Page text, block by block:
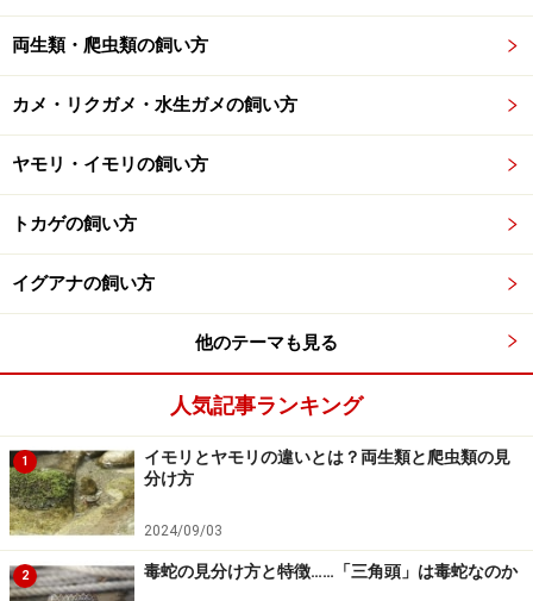
実は、積極的に活動するには体温を上げないといけない
ため、おとなしくしているときは、体温が低く体が動か
ないだけという場合が多いのですが、それを差し引いて
も人間に危害を与えるような暴れ方をする生き物ではな
ただし、発情したときのオスだけは話は別です。
オスの発情期には要注意
イグアナ飼育でぶち当たってしまう壁がコレです。
生後1年半ほどすると、オスは性成熟に至り発情するの
ですが、このときのオスは性格も荒くなり、非常に攻撃
的になることが多いようです。
原因としては、
両生類・爬虫類の飼い方
カメ・リクガメ・水生ガメの飼い方
ヤモリ・イモリの飼い方
トカゲの飼い方
イグアナの飼い方
他のテーマも見る
人気記事ランキング
1
イモリとヤモリの違いとは？両生類と爬虫類の見
分け方
2024/09/03
2 毒蛇の見分け方と特徴……「三角頭」は毒蛇なのか